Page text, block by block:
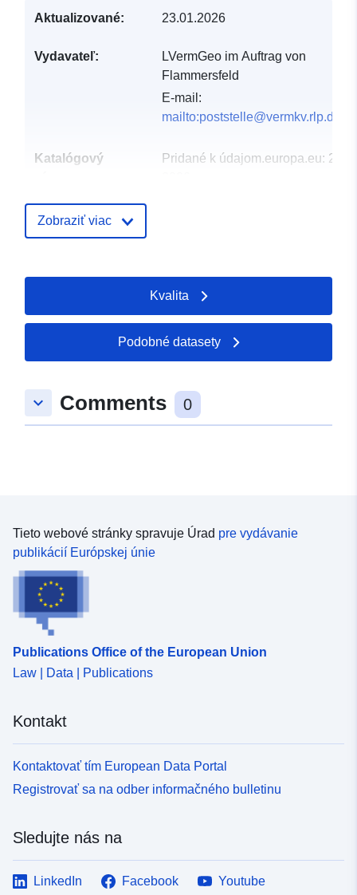
Aktualizované: 23.01.2026
Vydavateľ:
LVermGeo im Auftrag von
Flammersfeld
E-mail:
mailto:poststelle@vermkv.rlp.de
Katalógový
Pridané k údajom.europa.eu: 24
pokrytie:
50.6451 ], [ 7.52071,
50.6451 ], [ 7.52071,
50.6436 ], [ 7.51839,
50.6436 ], [ 7.51839,
uriRef:
http://data.europa.eu/88u/dataset/
Zobraziť viac
Kvalita
Podobné datasety
keyboard_arrow_down Comments 0
Tieto webové stránky spravuje Úrad pre vydávanie
publikácií Európskej únie
Publications Office of the European Union
Law | Data | Publications
Kontakt
Kontaktovať tím European Data Portal
Registrovať sa na odber informačného bulletinu
Sledujte nás na
LinkedIn Facebook
Youtube